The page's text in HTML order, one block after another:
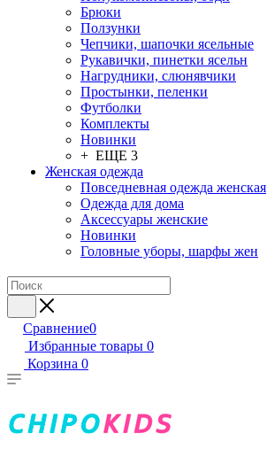
Брюки
Ползунки
Чепчики, шапочки ясельные
Рукавички, пинетки ясельн
Нагрудники, слюнявчики
Простынки, пеленки
Футболки
Комплекты
Новинки
+ ЕЩЕ 3
Женская одежда
Повседневная одежда женская
Одежда для дома
Аксессуары женские
Новинки
Головные уборы, шарфы жен
Сравнение0
Избранные товары 0
Корзина 0